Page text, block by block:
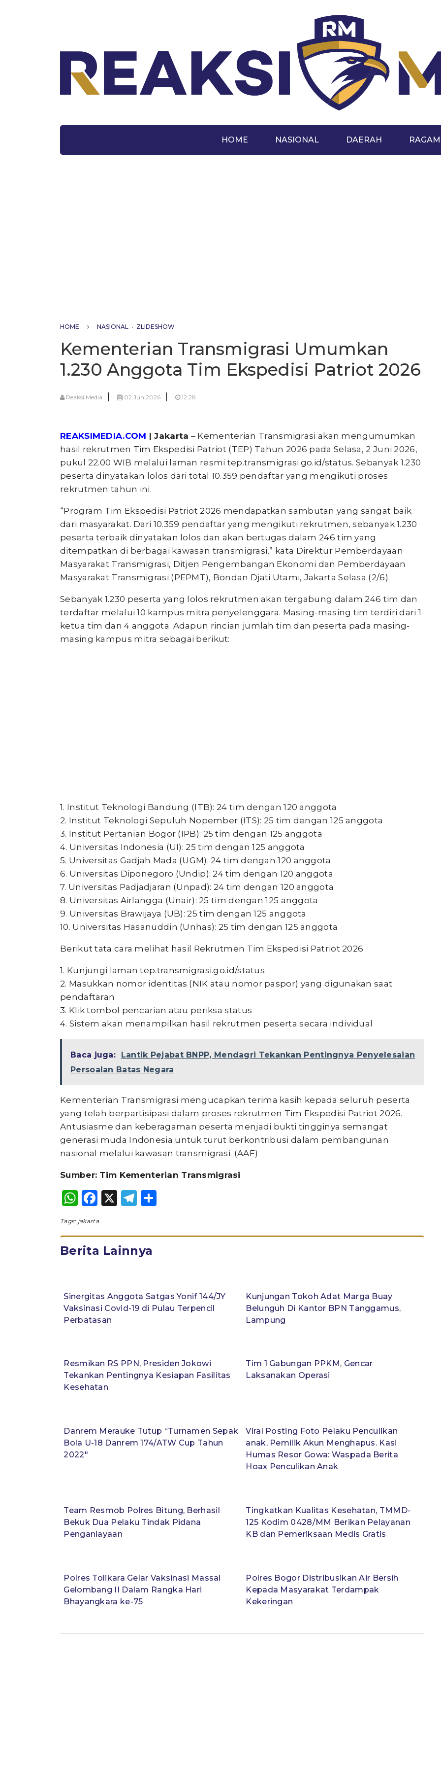
HOME NASIONAL DAERAH RAGAM
HOME NASIONAL • ZLIDESHOW
Kementerian Transmigrasi Umumkan
1.230 Anggota Tim Ekspedisi Patriot 2026
Reaksi Media 02 Jun 2026 12:28
REAKSIMEDIA.COM | Jakarta – Kementerian Transmigrasi akan mengumumkan
hasil rekrutmen Tim Ekspedisi Patriot (TEP) Tahun 2026 pada Selasa, 2 Juni 2026,
pukul 22.00 WIB melalui laman resmi tep.transmigrasi.go.id/status. Sebanyak 1.230
peserta dinyatakan lolos dari total 10.359 pendaftar yang mengikuti proses
rekrutmen tahun ini.
“Program Tim Ekspedisi Patriot 2026 mendapatkan sambutan yang sangat baik
dari masyarakat. Dari 10.359 pendaftar yang mengikuti rekrutmen, sebanyak 1.230
peserta terbaik dinyatakan lolos dan akan bertugas dalam 246 tim yang
ditempatkan di berbagai kawasan transmigrasi,” kata Direktur Pemberdayaan
Masyarakat Transmigrasi, Ditjen Pengembangan Ekonomi dan Pemberdayaan
Masyarakat Transmigrasi (PEPMT), Bondan Djati Utami, Jakarta Selasa (2/6).
Sebanyak 1.230 peserta yang lolos rekrutmen akan tergabung dalam 246 tim dan
terdaftar melalui 10 kampus mitra penyelenggara. Masing-masing tim terdiri dari 1
ketua tim dan 4 anggota. Adapun rincian jumlah tim dan peserta pada masing-
masing kampus mitra sebagai berikut:
1. Institut Teknologi Bandung (ITB): 24 tim dengan 120 anggota
2. Institut Teknologi Sepuluh Nopember (ITS): 25 tim dengan 125 anggota
3. Institut Pertanian Bogor (IPB): 25 tim dengan 125 anggota
4. Universitas Indonesia (UI): 25 tim dengan 125 anggota
5. Universitas Gadjah Mada (UGM): 24 tim dengan 120 anggota
6. Universitas Diponegoro (Undip): 24 tim dengan 120 anggota
7. Universitas Padjadjaran (Unpad): 24 tim dengan 120 anggota
8. Universitas Airlangga (Unair): 25 tim dengan 125 anggota
9. Universitas Brawijaya (UB): 25 tim dengan 125 anggota
10. Universitas Hasanuddin (Unhas): 25 tim dengan 125 anggota
Berikut tata cara melihat hasil Rekrutmen Tim Ekspedisi Patriot 2026
1. Kunjungi laman tep.transmigrasi.go.id/status
2. Masukkan nomor identitas (NIK atau nomor paspor) yang digunakan saat
pendaftaran
3. Klik tombol pencarian atau periksa status
4. Sistem akan menampilkan hasil rekrutmen peserta secara individual
Baca juga:
Lantik Pejabat BNPP, Mendagri Tekankan Pentingnya Penyelesaian
Persoalan Batas Negara
Kementerian Transmigrasi mengucapkan terima kasih kepada seluruh peserta
yang telah berpartisipasi dalam proses rekrutmen Tim Ekspedisi Patriot 2026.
Antusiasme dan keberagaman peserta menjadi bukti tingginya semangat
generasi muda Indonesia untuk turut berkontribusi dalam pembangunan
nasional melalui kawasan transmigrasi. (AAF)
Sumber: Tim Kementerian Transmigrasi
WhatsApp
Facebook
X Telegram
Tags: jakarta
Berita Lainnya
Sinergitas Anggota Satgas Yonif 144/JY
Vaksinasi Covid-19 di Pulau Terpencil
Perbatasan
Kunjungan Tokoh Adat Marga Buay
Belunguh Di Kantor BPN Tanggamus,
Lampung
Resmikan RS PPN, Presiden Jokowi
Tekankan Pentingnya Kesiapan Fasilitas
Kesehatan
Tim 1 Gabungan PPKM, Gencar
Laksanakan Operasi
Danrem Merauke Tutup “Turnamen Sepak
Bola U-18 Danrem 174/ATW Cup Tahun
2022″
Viral Posting Foto Pelaku Penculikan
anak, Pemilik Akun Menghapus. Kasi
Humas Resor Gowa: Waspada Berita
Hoax Penculikan Anak
Team Resmob Polres Bitung, Berhasil
Bekuk Dua Pelaku Tindak Pidana
Penganiayaan
Tingkatkan Kualitas Kesehatan, TMMD-
125 Kodim 0428/MM Berikan Pelayanan
KB dan Pemeriksaan Medis Gratis
Polres Tolikara Gelar Vaksinasi Massal
Gelombang II Dalam Rangka Hari
Bhayangkara ke-75
Polres Bogor Distribusikan Air Bersih
Kepada Masyarakat Terdampak
Kekeringan